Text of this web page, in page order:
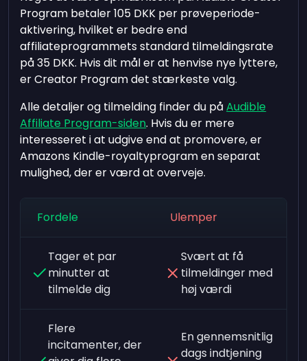
Program betaler105 DKK per prøveperiode-
aktivering, hvilket er bedre end
affiliateprogrammets standard tilmeldingsrate
på35 DKK. Hvis dit mål er at henvise nye lyttere,
er Creator Program det stærkeste valg.
Alle detaljer og tilmelding finder du påAudible
Affiliate Program-siden. Hvis du er mere
interesseret i at udgive end at promovere, er
Amazons Kindle-royaltyprogram en separat
mulighed, der er værd at overveje.
Fordele Ulemper
Tager et par
minutter at
tilmelde dig
Svært at få
tilmeldinger med
høj værdi
Flere
incitamenter, der
En gennemsnitlig
dags indtjening